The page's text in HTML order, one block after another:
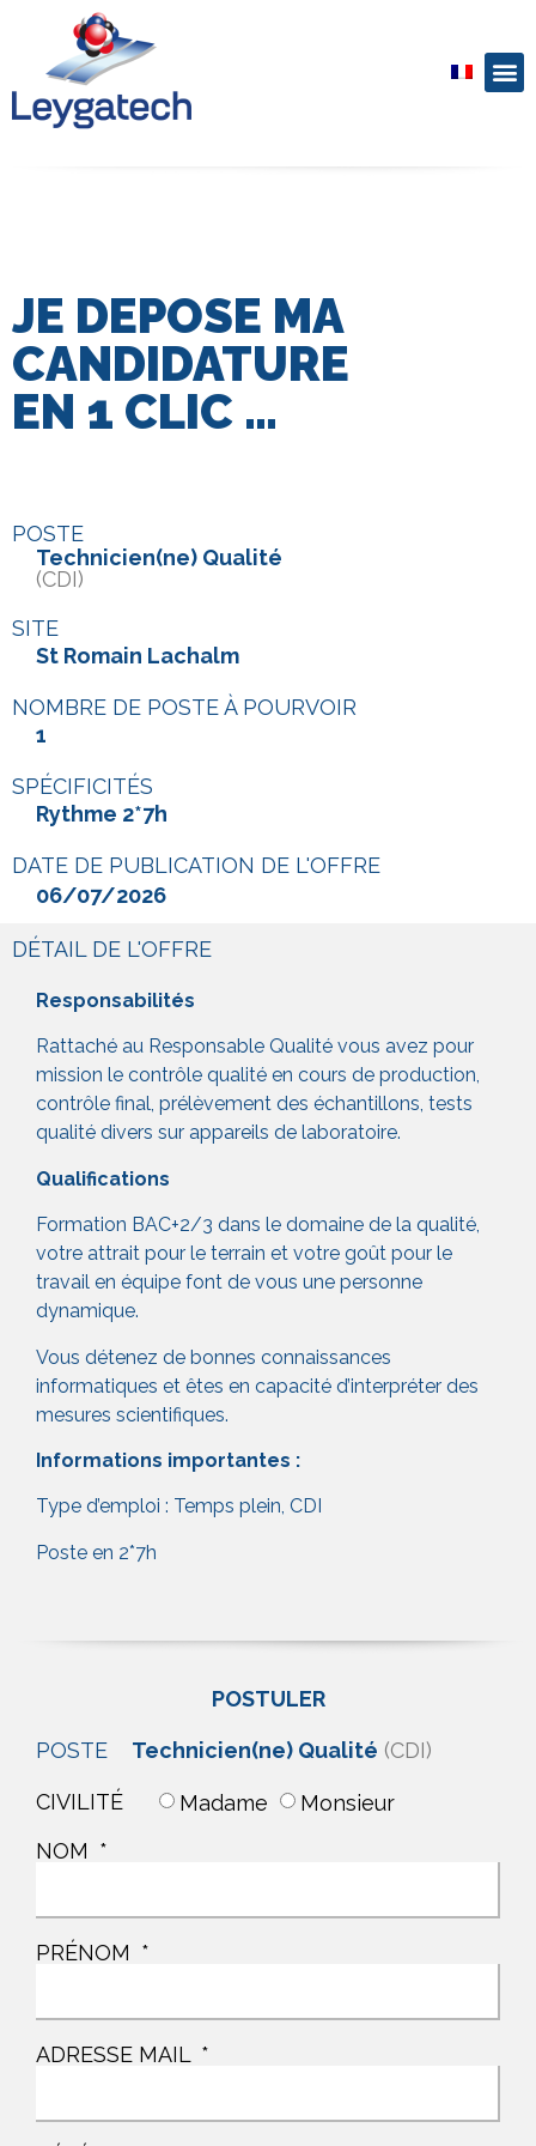
JE DEPOSE MA
CANDIDATURE
EN 1 CLIC …
POSTE
Technicien(ne) Qualité
(CDI)
SITE
St Romain Lachalm
NOMBRE DE POSTE À POURVOIR
1
SPÉCIFICITÉS
Rythme 2*7h
DATE DE PUBLICATION DE L'OFFRE
06/07/2026
DÉTAIL DE L'OFFRE
Responsabilités
Rattaché au Responsable Qualité vous avez pour
mission le contrôle qualité en cours de production,
contrôle final, prélèvement des échantillons, tests
qualité divers sur appareils de laboratoire.
Qualifications
Formation BAC+2/3 dans le domaine de la qualité,
votre attrait pour le terrain et votre goût pour le
travail en équipe font de vous une personne
dynamique.
Vous détenez de bonnes connaissances
informatiques et êtes en capacité d’interpréter des
mesures scientifiques.
Informations importantes :
Type d’emploi : Temps plein, CDI
Poste en 2*7h
POSTULER
POSTE Technicien(ne) Qualité (CDI)
CIVILITÉ Madame
Monsieur
NOM
PRÉNOM
ADRESSE MAIL